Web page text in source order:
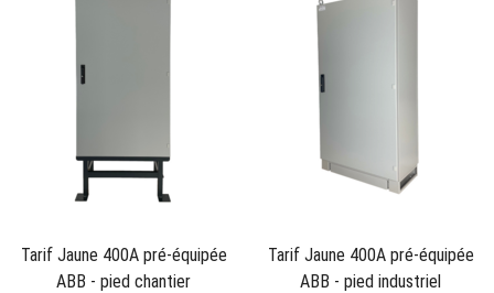
Tarif Jaune 400A pré-équipée
ABB - pied chantier
Tarif Jaune 400A pré-équipée
ABB - pied industriel